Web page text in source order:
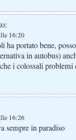
16:20
ha portato bene,
in autobus)
i colossali
16:26
sempre in paradiso